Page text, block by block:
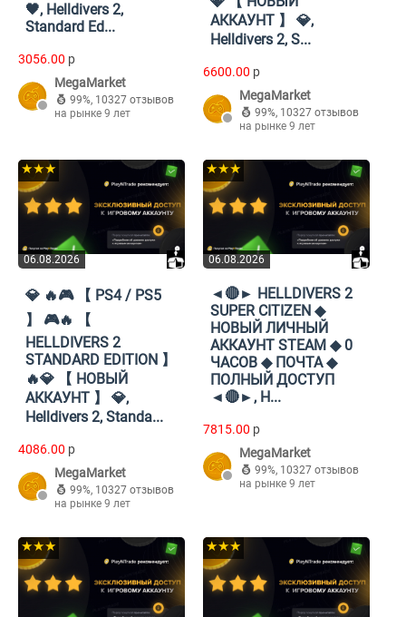
🖤, Helldivers 2,
Standard Ed...
3056.00 p
MegaMarket
99%, 10327 отзывов
на рынке 9 лет
АККАУНТ 】 💎,
Helldivers 2, S...
6600.00 p
MegaMarket
99%, 10327 отзывов
на рынке 9 лет
06.08.2026
★★★
💎 🔥🎮 【 PS4 / PS5
】 🎮🔥 【
HELLDIVERS 2
STANDARD EDITION 】
🔥💎 【 НОВЫЙ
АККАУНТ 】 💎,
Helldivers 2, Standa...
4086.00 p
MegaMarket
99%, 10327 отзывов
на рынке 9 лет
06.08.2026
★★★
◄🔴► HELLDIVERS 2
SUPER CITIZEN ◆
НОВЫЙ ЛИЧНЫЙ
АККАУНТ STEAM ◆ 0
ЧАСОВ ◆ ПОЧТА ◆
ПОЛНЫЙ ДОСТУП
◄🔴►, H...
7815.00 p
MegaMarket
99%, 10327 отзывов
на рынке 9 лет
★★★ ★★★